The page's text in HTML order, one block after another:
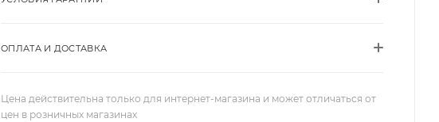
ОПЛАТА И ДОСТАВКА
Цена действительна только для интернет-магазина и может отличаться от
цен в розничных магазинах